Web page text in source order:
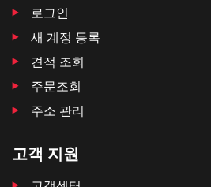
로그인
새 계정 등록
견적 조회
주문조회
주소 관리
고객 지원